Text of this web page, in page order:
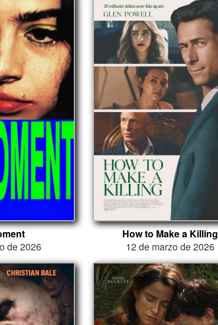
de 2026
How to Make a Killing
12 de marzo de 2026